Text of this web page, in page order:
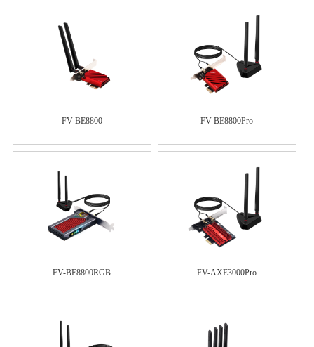
FV-BE8800 FV-BE8800Pro
FV-BE8800RGB FV-AXE3000Pro